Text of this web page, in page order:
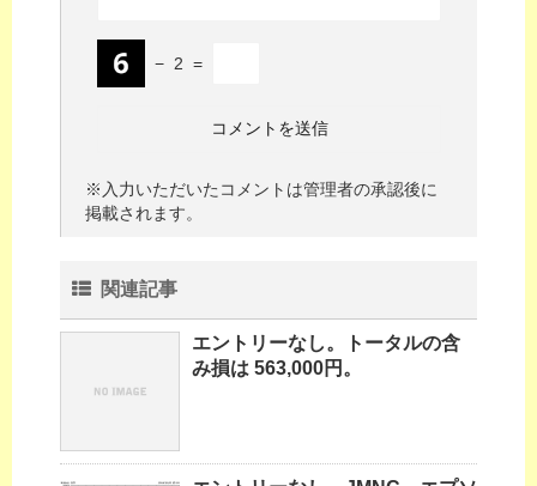
− 2 =
※入力いただいたコメントは管理者の承認後に
掲載されます。
関連記事
エントリーなし。トータルの含
み損は 563,000円。